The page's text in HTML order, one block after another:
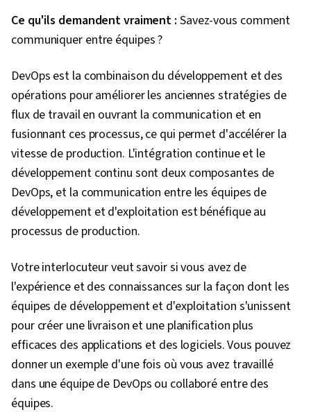
Ce qu'ils demandent vraiment : Savez-vous comment
communiquer entre équipes ?
DevOps est la combinaison du développement et des
opérations pour améliorer les anciennes stratégies de
flux de travail en ouvrant la communication et en
fusionnant ces processus, ce qui permet d'accélérer la
vitesse de production. L'intégration continue et le
développement continu sont deux composantes de
DevOps, et la communication entre les équipes de
développement et d'exploitation est bénéfique au
processus de production.
Votre interlocuteur veut savoir si vous avez de
l'expérience et des connaissances sur la façon dont les
équipes de développement et d'exploitation s'unissent
pour créer une livraison et une planification plus
efficaces des applications et des logiciels. Vous pouvez
donner un exemple d'une fois où vous avez travaillé
dans une équipe de DevOps ou collaboré entre des
équipes.